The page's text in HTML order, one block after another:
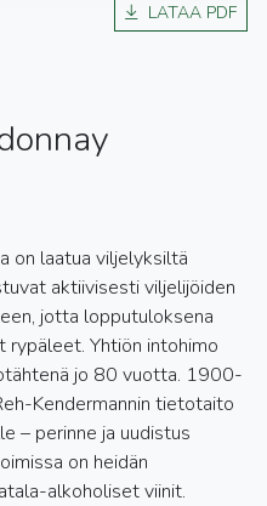
LATAA PDF
on laatua viljelyksiltä
aktiivisesti viljelijöiden
jotta lopputuloksena
Yhtiön intohimo
jo 80 vuotta. 1900-
Kendermannin tietotaito
– perinne ja uudistus
on heidän
alkoholiset viinit.